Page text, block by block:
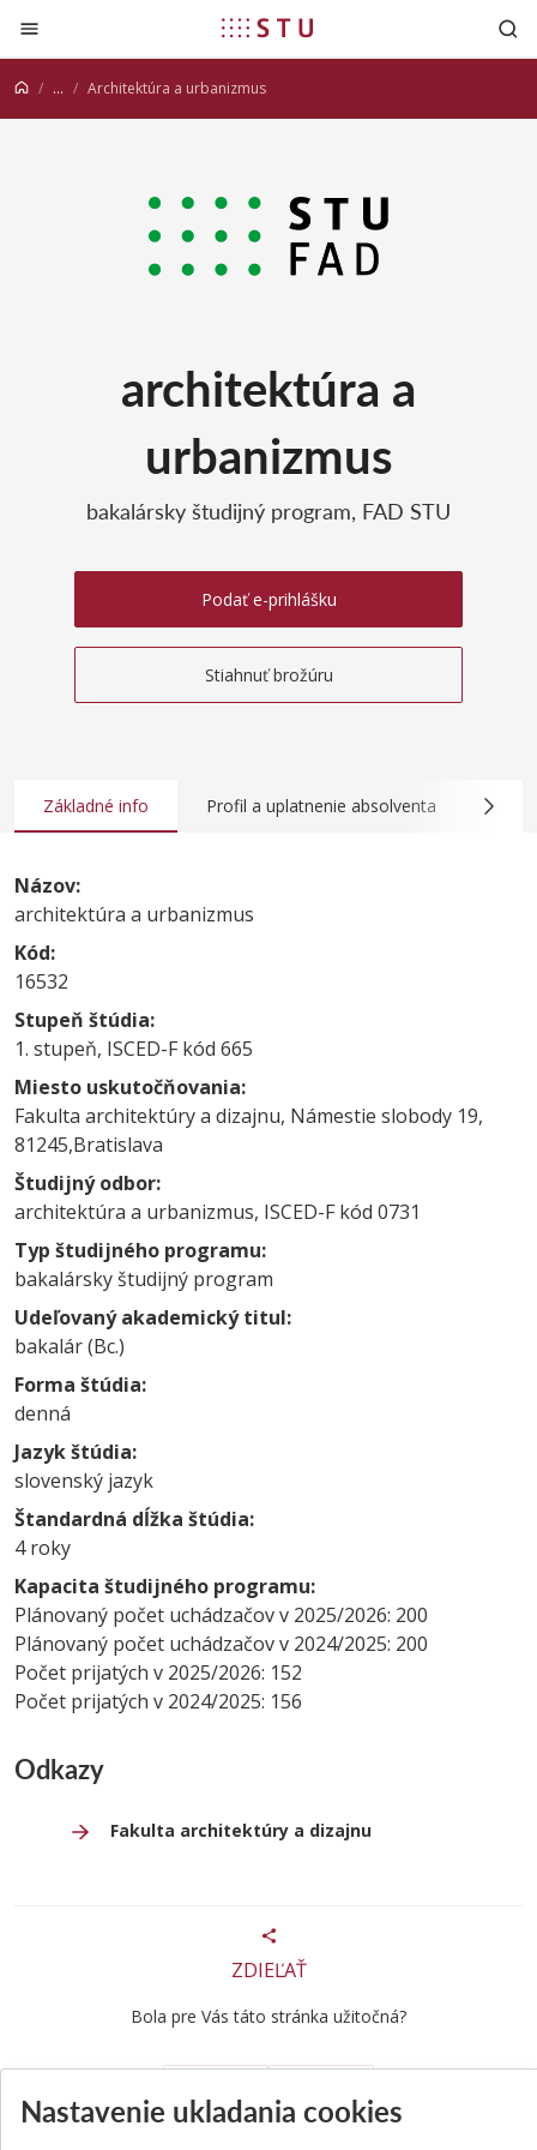
Prejsť na obsah
... Architektúra a urbanizmus
architektúra a
urbanizmus
bakalársky študijný program, FAD STU
Podať e-prihlášku
Stiahnuť brožúru
Základné info Profil a uplatnenie absolventa
Názov:
architektúra a urbanizmus
Kód:
16532
Stupeň štúdia:
1. stupeň, ISCED-F kód 665
Miesto uskutočňovania:
Fakulta architektúry a dizajnu, Námestie slobody 19,
81245,Bratislava
Študijný odbor:
architektúra a urbanizmus, ISCED-F kód 0731
Typ študijného programu:
bakalársky študijný program
Udeľovaný akademický titul:
bakalár (Bc.)
Forma štúdia:
denná
Jazyk štúdia:
slovenský jazyk
Štandardná dĺžka štúdia:
4 roky
Kapacita študijného programu:
Plánovaný počet uchádzačov v 2025/2026: 200
Plánovaný počet uchádzačov v 2024/2025: 200
Počet prijatých v 2025/2026: 152
Počet prijatých v 2024/2025: 156
Odkazy
Fakulta architektúry a dizajnu
ZDIEĽAŤ
Bola pre Vás táto stránka užitočná?
Nastavenie ukladania cookies